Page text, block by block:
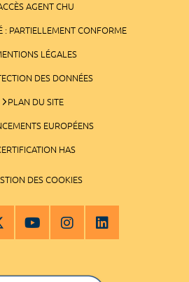
AGENT CHU
: PARTIELLEMENT CONFORME
LÉGALES
DES DONNÉES
PLAN DU SITE
EUROPÉENS
HAS
DES COOKIES